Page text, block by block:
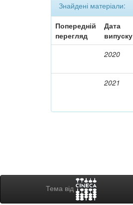
Знайдені матеріали:
Попередній
перегляд
Дата
випуску
2020
2021
Тема від